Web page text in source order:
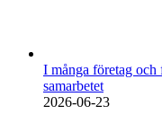
I många företag och
samarbetet
2026-06-23